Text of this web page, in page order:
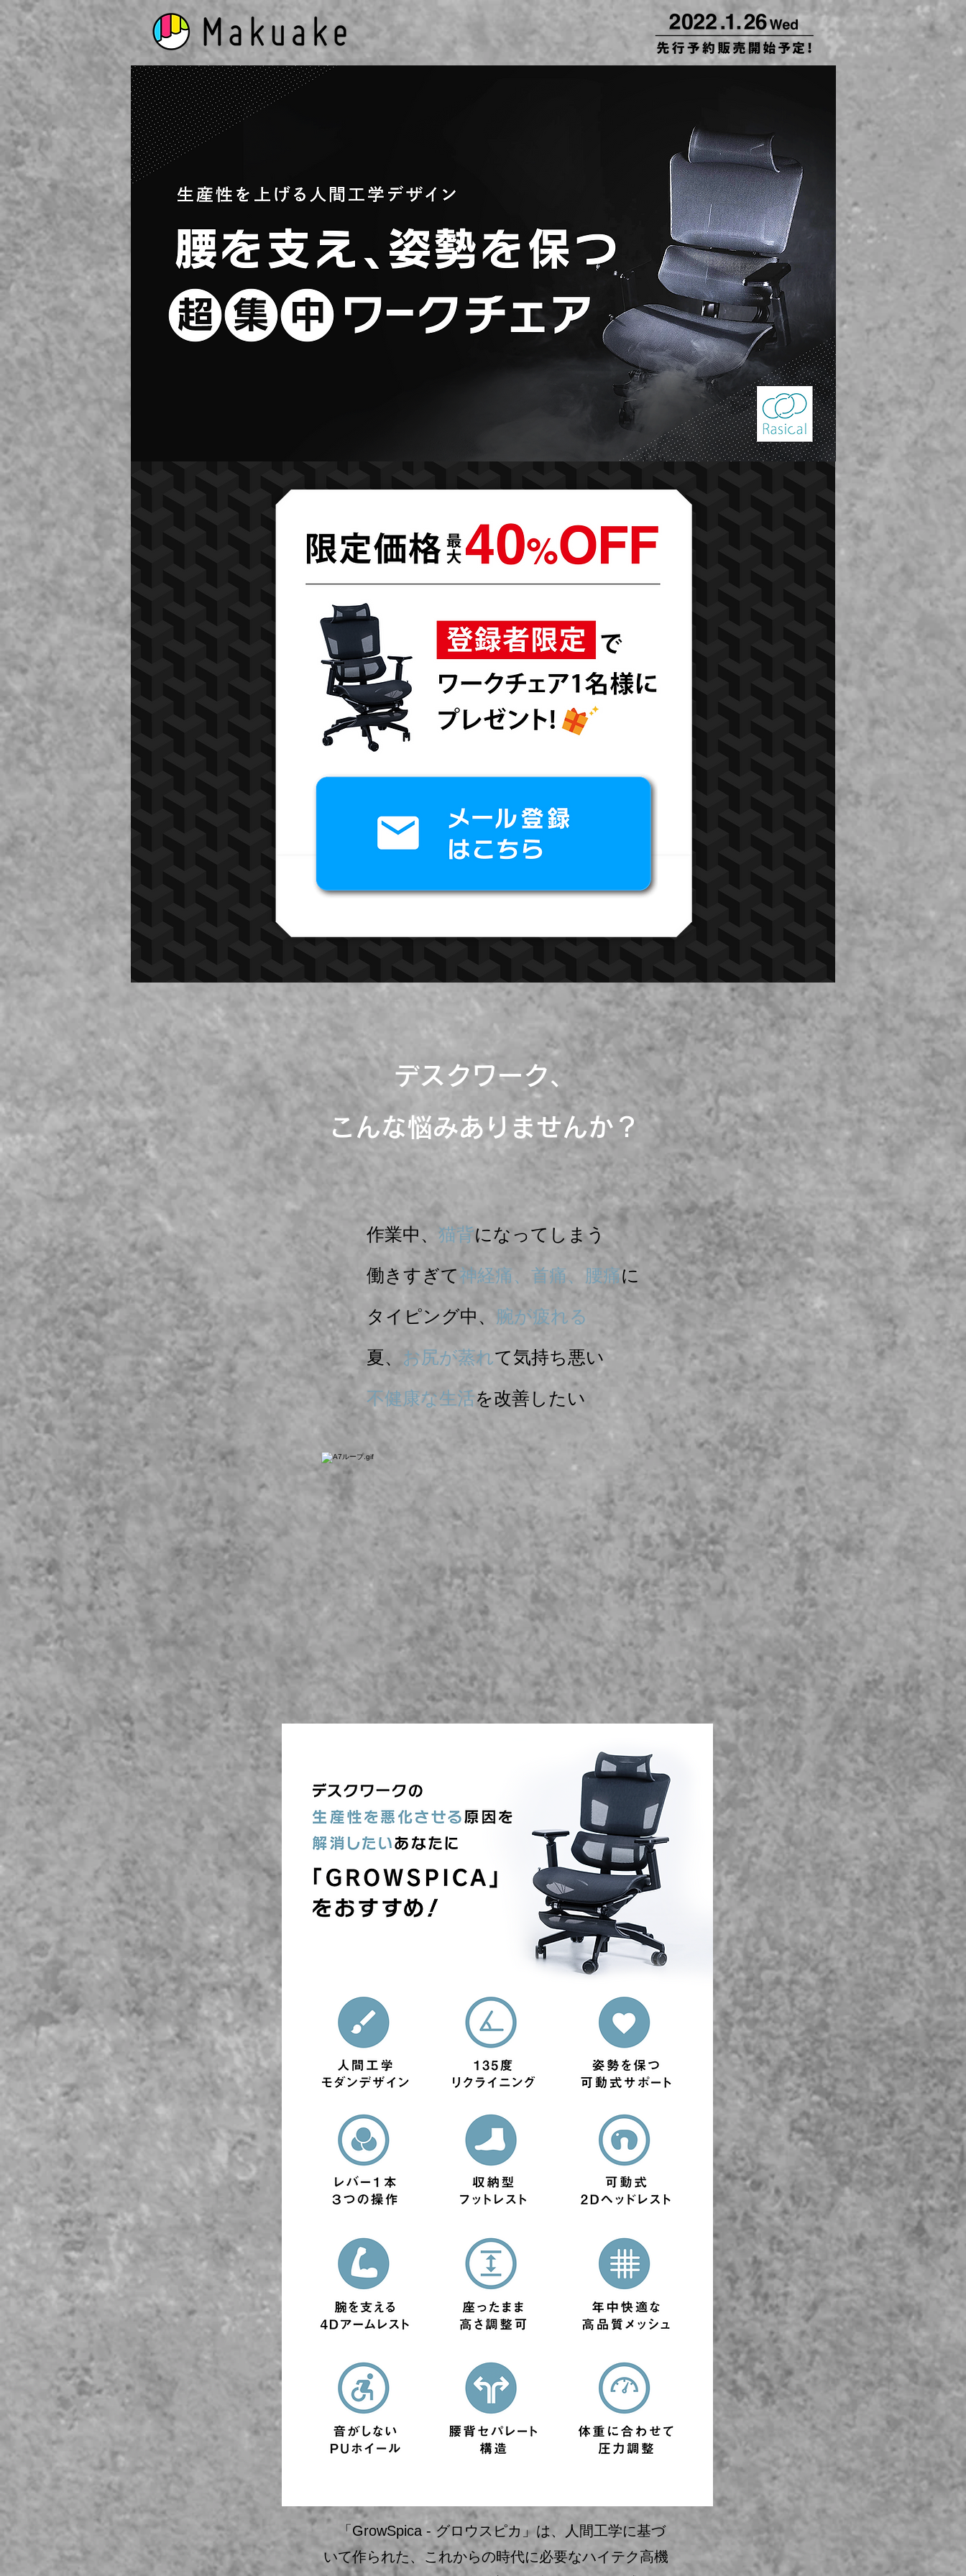
作業中、 猫背になってしまう
働きすぎて神経痛、首痛、腰痛に
タイピング中、 腕が疲れる
夏、 お尻が蒸れて気持ち悪い
不健康な生活を改善したい
デスクワーク、
こんな悩みありませんか？
「GrowSpica - グロウスピカ」は、人間工学に基づ
いて作られた、これからの時代に必要なハイテク高機